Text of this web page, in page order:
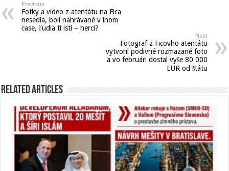
Previous
Fotky a video z atentátu na Fica
nesedia, boli nahrávané v inom
čase, ľudia tí istí – herci?
Next
Fotograf z Ficovho atentátu
vytvoril podivné rozmazané foto
a vo februári dostal vyše 80 000
EUR od štátu
Related Articles